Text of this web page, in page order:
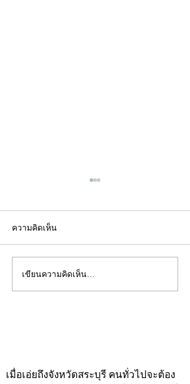
คอลัมน์"จับชีพจรวงการ
พระ"ประจำพุธที่ 29
ความคิดเห็น
เขียนความคิดเห็น…
เมื่อเอ่ยถึงจังหวัดสระบุรี คนทั่วไปจะต้อง